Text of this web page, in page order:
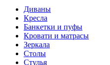
Диваны
Кресла
Банкетки и пуфы
Кровати и матрасы
Зеркала
Столы
Стулья